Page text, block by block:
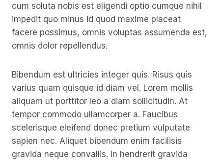
cum soluta nobis est eligendi optio cumque nihil
impedit quo minus id quod maxime placeat
facere possimus, omnis voluptas assumenda est,
omnis dolor repellendus.
Bibendum est ultricies integer quis. Risus quis
varius quam quisque id diam vel. Lorem mollis
aliquam ut porttitor leo a diam sollicitudin. At
tempor commodo ullamcorper a. Faucibus
scelerisque eleifend donec pretium vulputate
sapien nec. Aliquet bibendum enim facilisis
gravida neque convallis. In hendrerit gravida